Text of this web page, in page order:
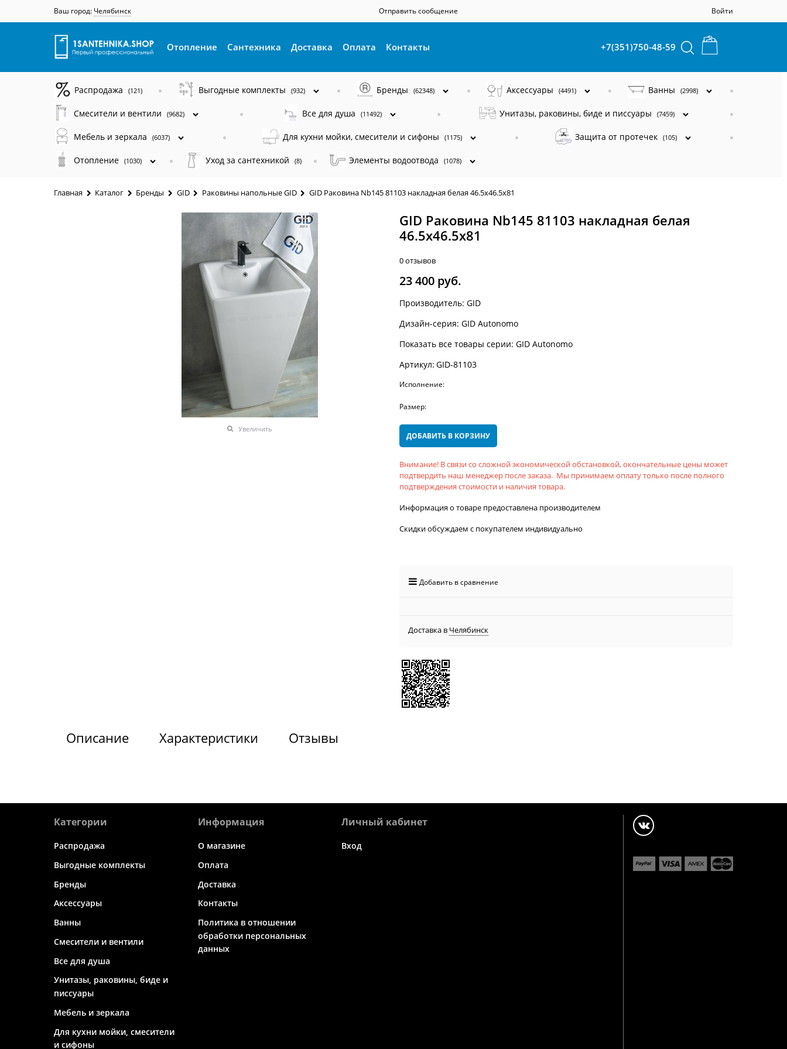
Ваш город: Челябинск Отправить сообщение Войти
Отопление Сантехника Доставка Оплата Контакты +7(351)750-48-59
Распродажа (121) Выгодные комплекты (932) Бренды (62348) Аксессуары (4491) Ванны (2998)
Смесители и вентили (9682) Все для душа (11492) Унитазы, раковины, биде и писсуары (7459)
Мебель и зеркала (6037) Для кухни мойки, смесители и сифоны (1175) Защита от протечек (105)
Отопление (1030) Уход за сантехникой (8) Элементы водоотвода (1078)
Главная Каталог Бренды GID Раковины напольные GID GID Раковина Nb145 81103 накладная белая 46.5x46.5x81
Увеличить
GID Раковина Nb145 81103 накладная белая
46.5x46.5x81
0 отзывов
23 400 руб.
Производитель: GID
Дизайн-серия: GID Autonomo
Показать все товары серии: GID Autonomo
Артикул: GID-81103
Исполнение:
Размер:
ДОБАВИТЬ В КОРЗИНУ
Внимание! В связи со сложной экономической обстановкой, окончательные цены может
подтвердить наш менеджер после заказа. Мы принимаем оплату только после полного
подтверждения стоимости и наличия товара.
Информация о товаре предоставлена производителем
Скидки обсуждаем с покупателем индивидуально
Добавить в сравнение
Доставка в Челябинск
Описание Характеристики Отзывы
Категории
Распродажа
Выгодные комплекты
Бренды
Аксессуары
Ванны
Смесители и вентили
Все для душа
Унитазы, раковины, биде и
писсуары
Мебель и зеркала
Для кухни мойки, смесители
и сифоны
Информация
О магазине
Оплата
Доставка
Контакты
Политика в отношении
обработки персональных
данных
Личный кабинет
Вход